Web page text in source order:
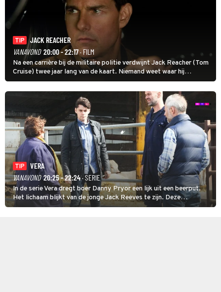
TIP
JACK REACHER
VANAVOND 20:00 - 22:17· FILM
Na een carrière bij de militaire politie verdwijnt Jack Reacher (Tom
Cruise) twee jaar lang van de kaart. Niemand weet waar hij
uithangt, totdat moordverdachte James Barr naar hem vraagt.
TIP
VERA
VANAVOND 20:25 - 22:24· SERIE
In de serie Vera dregt boer Danny Pryor een lijk uit een beerput.
Het lichaam blijkt van de jonge Jack Reeves te zijn. Deze
homoseksuele woonwagenbewoner had gebroken met zijn familie